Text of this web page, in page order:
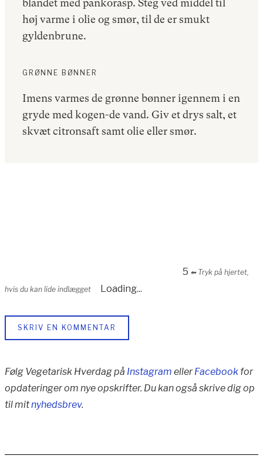
blandet med pankorasp. Steg ved middel til
høj varme i olie og smør, til de er smukt
gyldenbrune.
GRØNNE BØNNER
Imens varmes de grønne bønner igennem i en
gryde med kogen-de vand. Giv et drys salt, et
skvæt citronsaft samt olie eller smør.
5 ⬅︎ Tryk på hjertet,
hvis du kan lide indlægget
Loading...
SKRIV EN KOMMENTAR
Følg Vegetarisk Hverdag på Instagram ellerFacebook for
opdateringer om nye opskrifter. Du kan også skrive dig op
til mitnyhedsbrev.